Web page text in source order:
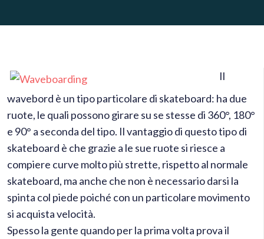
Il
wavebord è un tipo particolare di skateboard: ha due
ruote, le quali possono girare su se stesse di 360°, 180°
e 90° a seconda del tipo. Il vantaggio di questo tipo di
skateboard è che grazie a le sue ruote si riesce a
compiere curve molto più strette, rispetto al normale
skateboard, ma anche che non è necessario darsi la
spinta col piede poiché con un particolare movimento
si acquista velocità.
Spesso la gente quando per la prima volta prova il